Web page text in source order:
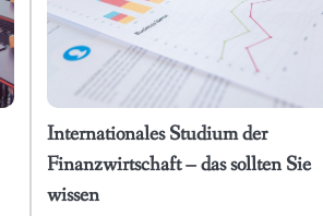
Internationales Studium der
Finanzwirtschaft – das sollten Sie
wissen